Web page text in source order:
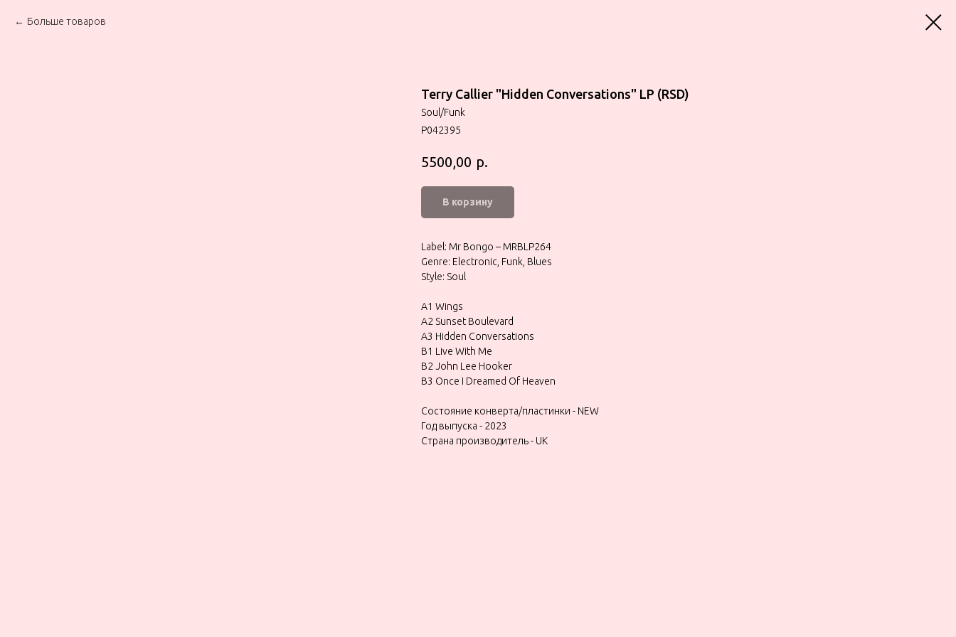
Больше товаров
Terry Callier "Hidden Conversations" LP (RSD)
Soul/Funk
P042395
5500,00 р.
В корзину
Label: Mr Bongo – MRBLP264
Genre: Electronic, Funk, Blues
Style: Soul
A1 Wings
A2 Sunset Boulevard
A3 Hidden Conversations
B1 Live With Me
B2 John Lee Hooker
B3 Once I Dreamed Of Heaven
Состояние конверта/пластинки - NEW
Год выпуска - 2023
Страна производитель - UK